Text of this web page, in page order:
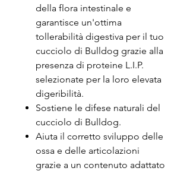
della flora intestinale e
garantisce un'ottima
tollerabilità digestiva per il tuo
cucciolo di Bulldog grazie alla
presenza di proteine L.I.P.
selezionate per la loro elevata
digeribilità.
Sostiene le difese naturali del
cucciolo di Bulldog.
Aiuta il corretto sviluppo delle
ossa e delle articolazioni
grazie a un contenuto adattato